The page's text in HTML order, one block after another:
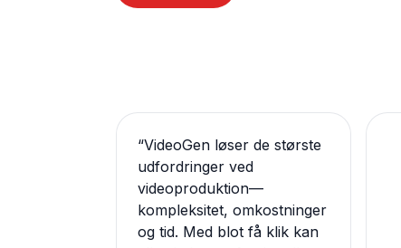
“VideoGen løser de største
udfordringer ved
videoproduktion—
kompleksitet, omkostninger
og tid. Med blot få klik kan